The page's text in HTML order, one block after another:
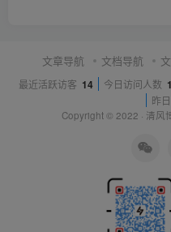
文章导航 文档导航
最近活跃访客 14 今日访问人数
昨
Copyright © 2022 · 清风